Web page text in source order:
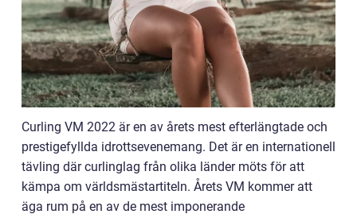
Curling VM 2022 är en av årets mest efterlängtade och
prestigefyllda idrottsevenemang. Det är en internationell
tävling där curlinglag från olika länder möts för att
kämpa om världsmästartiteln. Årets VM kommer att
äga rum på en av de mest imponerande